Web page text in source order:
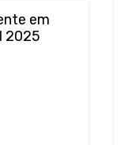
em
2025